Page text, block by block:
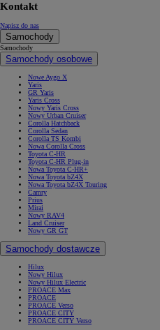
Kontakt
Napisz do nas
Samochody
Samochody
Samochody osobowe
Nowe Aygo X
Yaris
GR Yaris
Yaris Cross
Nowy Yaris Cross
Nowy Urban Cruiser
Corolla Hatchback
Corolla Sedan
Corolla TS Kombi
Nowa Corolla Cross
Toyota C-HR
Toyota C-HR Plug-in
Nowa Toyota C-HR+
Nowa Toyota bZ4X
Nowa Toyota bZ4X Touring
Camry
Prius
Mirai
Nowy RAV4
Land Cruiser
Nowy GR GT
Samochody dostawcze
Hilux
Nowy Hilux
Nowy Hilux Electric
PROACE Max
PROACE
PROACE Verso
PROACE CITY
PROACE CITY Verso